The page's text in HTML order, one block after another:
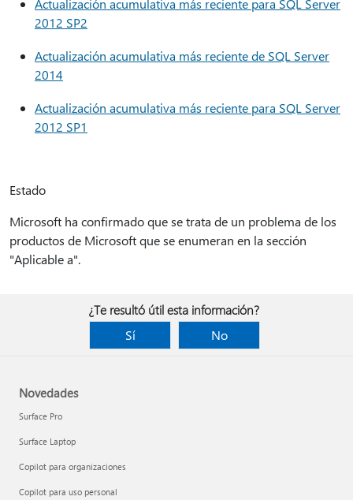
Actualización acumulativa más reciente para SQL Server
2012 SP2
Actualización acumulativa más reciente de SQL Server
2014
Actualización acumulativa más reciente para SQL Server
2012 SP1
Estado
Microsoft ha confirmado que se trata de un problema de los
productos de Microsoft que se enumeran en la sección
"Aplicable a".
¿Te resultó útil esta información?
Sí
No
Novedades
Surface Pro
Surface Laptop
Copilot para organizaciones
Copilot para uso personal